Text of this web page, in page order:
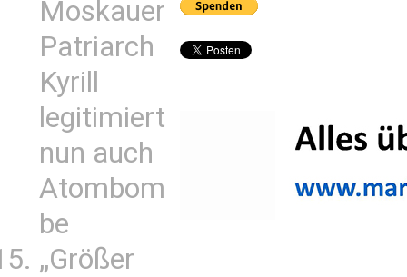
Moskauer
Patriarch
Kyrill
legitimiert
nun auch
Atombom
be
„Größer